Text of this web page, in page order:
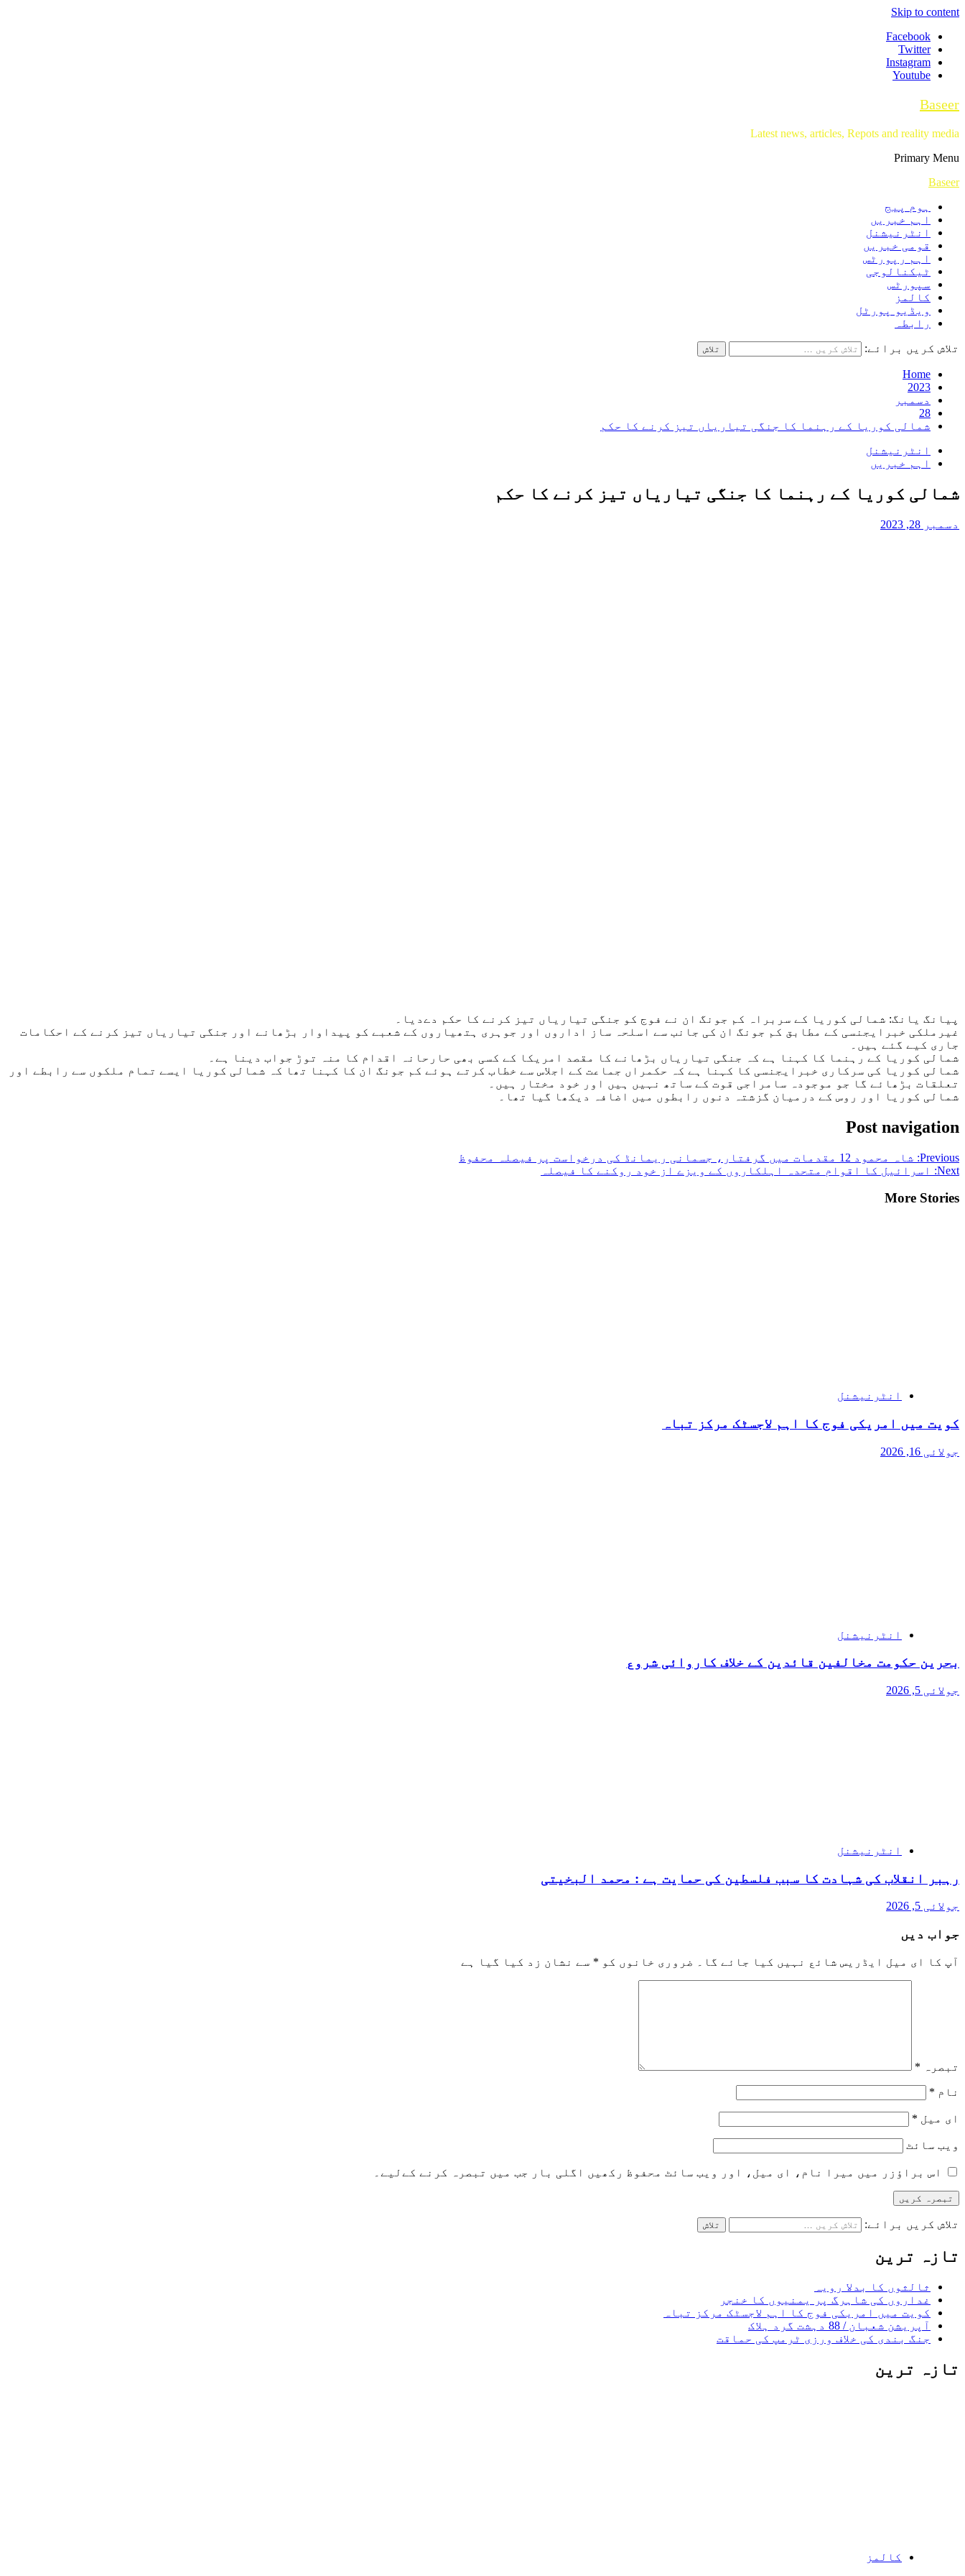
Skip to content
Facebook
Twitter
Instagram
Youtube
Baseer
Latest news, articles, Repots and reality media
Primary Menu
Baseer
ہوم پیج
اہم خبریں
انٹرنیشنل
قومی خبریں
اہم رپورٹس
ٹیکنالوجی
سپورٹس
کالمز
ویڈیو پورٹل
رابطہ
تلاش کریں برائے:
Home
2023
دسمبر
28
شمالی کوریا کے رہنما کا جنگی تیاریاں تیز کرنے کا حکم
انٹرنیشنل
اہم خبریں
شمالی کوریا کے رہنما کا جنگی تیاریاں تیز کرنے کا حکم
دسمبر 28, 2023
پیانگ یانگ: شمالی کوریا کے سربراہ کم جونگ ان نے فوج کو جنگی تیاریاں تیز کرنے کا حکم دےدیا۔
غیرملکی خبرایجنسی کے مطابق کم جونگ ان کی جانب سے اسلحہ ساز اداروں اور جوہری ہتھیاروں کے شعبے کو پیداوار بڑھانے اور جنگی تیاریاں تیز کرنے کے احکامات
جاری کیے گئے ہیں۔
شمالی کوریا کے رہنما کا کہنا ہے کہ جنگی تیاریاں بڑھانے کا مقصد امریکا کے کسی بھی حارحانہ اقدام کا منہ توڑ جواب دینا ہے۔
شمالی کوریا کی سرکاری خبرایجنسی کا کہنا ہے کہ حکمراں جماعت کے اجلاس سے خطاب کرتے ہوئے کم جونگ ان کا کہنا تھا کہ شمالی کوریا ایسے تمام ملکوں سے رابطے اور
تعلقات بڑھائے گا جو موجودہ سامراجی قوت کے ساتھ نہیں ہیں اور خود مختار ہیں۔
شمالی کوریا اور روس کے درمیان گزشتہ دنوں رابطوں میں اضافہ دیکھا گیا تھا۔
Post navigation
Previous: شاہ محمود 12 مقدمات میں گرفتار، جسمانی ریمانڈ کی درخواست پر فیصلہ محفوظ
Next:
اسرائیل کا اقوام متحدہ اہلکاروں کے ویزے از خود روکنے کا فیصلہ
More Stories
انٹرنیشنل
کویت میں امریکی فوج کا اہم لاجسٹک مرکز تباہ
جولائی 16, 2026
انٹرنیشنل
بحرین حکومت مخالفین قائدین کے خلاف کاروائی شروع
جولائی 5, 2026
انٹرنیشنل
رہبر انقلاب کی شہادت کا سبب فلسطین کی حمایت ہے : محمد البخیتی
جولائی 5, 2026
جواب دیں
آپ کا ای میل ایڈریس شائع نہیں کیا جائے گا۔ ضروری خانوں کو * سے نشان زد کیا گیا ہے
تبصرہ *
نام *
ای میل *
ویب‌ سائٹ
اس براؤزر میں میرا نام، ای میل، اور ویب سائٹ محفوظ رکھیں اگلی بار جب میں تبصرہ کرنے کےلیے۔
تلاش کریں برائے:
تازہ ترین
ثالثوں کا بدلا رویہ
غداروں کی شاہرگ پر یمنیوں کا خنجر
کویت میں امریکی فوج کا اہم لاجسٹک مرکز تباہ
آپریشن شعبان / 88 دہشت گرد ہلاک
جنگ بندی کی خلاف ورزی ٹرمپ کی حماقت
تازہ ترین
کالمز